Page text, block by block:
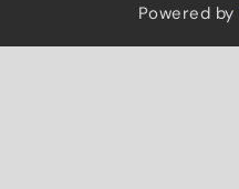
Powered by